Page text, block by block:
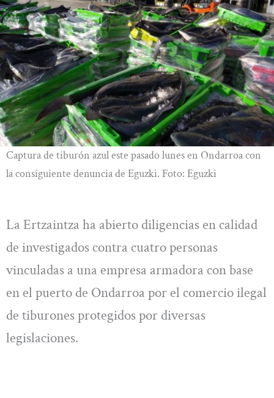
Captura de tiburón azul este pasado lunes en Ondarroa con
la consiguiente denuncia de Eguzki. Foto: Eguzki
La Ertzaintza ha abierto diligencias en calidad
de investigados contra cuatro personas
vinculadas a una empresa armadora con base
en el puerto de Ondarroa por el comercio ilegal
de tiburones protegidos por diversas
legislaciones.